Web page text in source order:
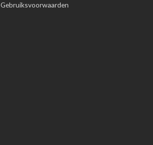
Gebruiksvoorwaarden